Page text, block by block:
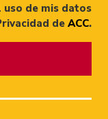
de mis datos
de ACC.